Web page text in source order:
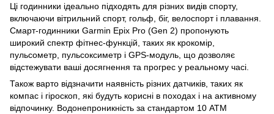
Ці годинники ідеально підходять для різних видів спорту,
включаючи вітрильний спорт, гольф, біг, велоспорт і плавання.
Смарт-годинники Garmin Epix Pro (Gen 2) пропонують
широкий спектр фітнес-функцій, таких як крокомір,
пульсометр, пульсоксиметр і GPS-модуль, що дозволяє
відстежувати ваші досягнення та прогрес у реальному часі.
Також варто відзначити наявність різних датчиків, таких як
компас і гіроскоп, які будуть корисні в походах і на активному
відпочинку. Водонепроникність за стандартом 10 ATM